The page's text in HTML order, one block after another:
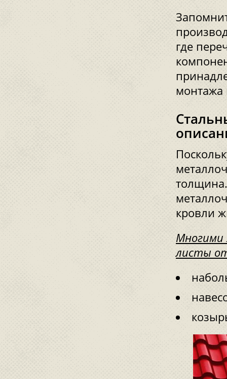
где
кровли
Многими
листы